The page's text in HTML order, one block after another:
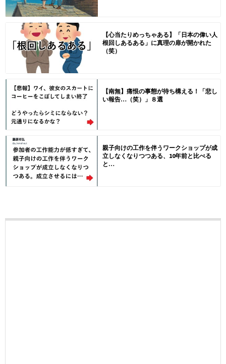
【心当たりめっちゃある】「日本の偉い人
根回しあるある」に真理の扉が開かれた
（笑）
【南無】痛恨の事態が待ち構える！「悲し
い報告…（笑）」８選
親子向けの工作を伴うワークショップが成
立しなくなりつつある、10年前と比べる
と…